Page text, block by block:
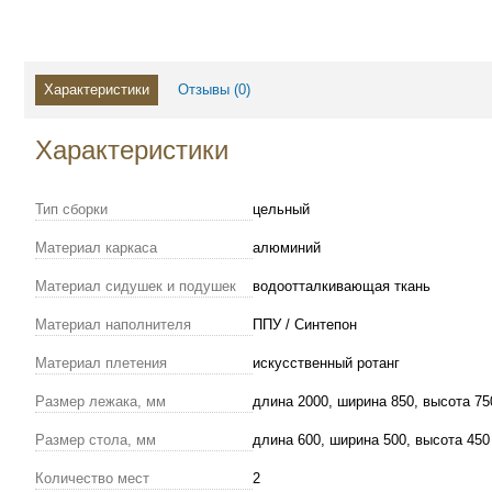
Характеристики Отзывы (0)
Характеристики
Тип сборки цельный
Материал каркаса алюминий
Материал сидушек и подушек водоотталкивающая ткань
Материал наполнителя ППУ / Синтепон
Материал плетения искусственный ротанг
Размер лежака, мм длина 2000, ширина 850, высота
Размер стола, мм длина 600, ширина 500, высота 450
Количество мест 2